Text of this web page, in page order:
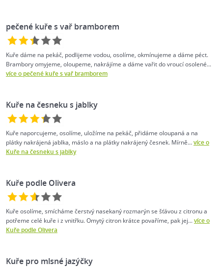
pečené kuře s vař bramborem
Kuře dáme na pekáč, podlijeme vodou, osolíme, okmínujeme a dáme péct.
Brambory omyjeme, oloupeme, nakrájíme a dáme vařit do vroucí osolené...
více o pečené kuře s vař bramborem
Kuře na česneku s jablky
Kuře naporcujeme, osolíme, uložíme na pekáč, přidáme oloupaná a na
plátky nakrájená jablka, máslo a na plátky nakrájený česnek. Mírně...více o
Kuře na česneku s jablky
Kuře podle Olivera
Kuře osolíme, smícháme čerstvý nasekaný rozmarýn se šťávou z citronu a
potřeme celé kuře i z vnitřku. Omytý citron krátce povaříme, pak jej...více o
Kuře podle Olivera
Kuře pro mlsné jazýčky